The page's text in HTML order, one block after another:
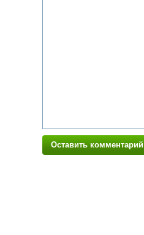
Оставить комментарий